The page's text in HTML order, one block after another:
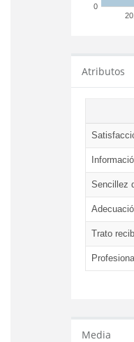
0
Atributos
Sencillez
Trato
Media